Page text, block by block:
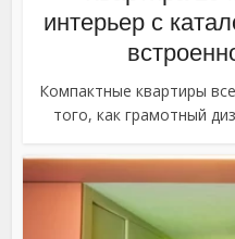
интерьер с
Компактные квартиры
того, как грамотный